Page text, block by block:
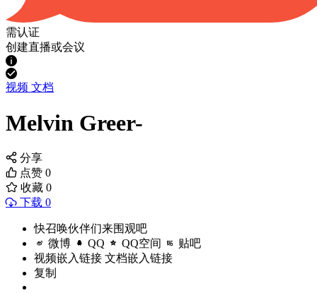
需认证
创建直播或会议
视频 文档
Melvin Greer-
分享
点赞 0
收藏 0
下载 0
快召唤伙伴们来围观吧
微博 QQ QQ空间 贴吧
视频嵌入链接 文档嵌入链接
复制